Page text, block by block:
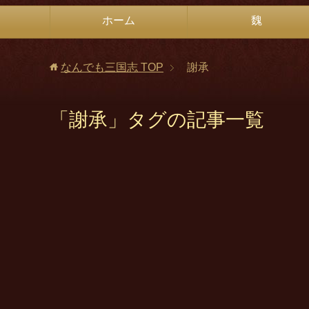
ホーム 魏
なんでも三国志 TOP 謝承
「謝承」タグの記事一覧